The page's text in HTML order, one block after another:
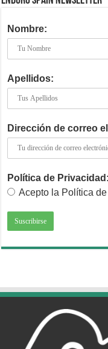
Nombre:
Apellidos:
Dirección de correo
Política de Privacidad:
Acepto la Política